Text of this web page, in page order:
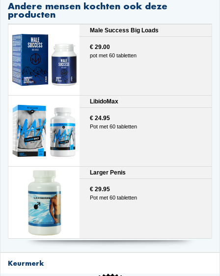
Andere mensen kochten ook deze
producten
Male Success Big Loads
€ 29.00
pot met 60 tabletten
LibidoMax
€ 24.95
Pot met 60 tabletten
Larger Penis
€ 29.95
Pot met 60 tabletten
Keurmerk